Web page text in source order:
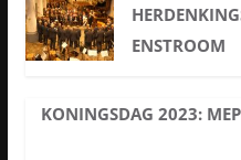
ENSTROOM
KONINGSDAG 2023: